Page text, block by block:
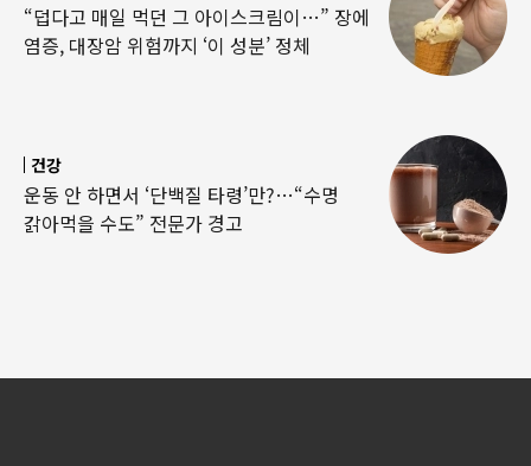
“덥다고 매일 먹던 그 아이스크림이…” 장에
염증, 대장암 위험까지 ‘이 성분’ 정체
건강
운동 안 하면서 ‘단백질 타령’만?…“수명
갉아먹을 수도” 전문가 경고